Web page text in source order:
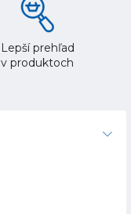
Lepší prehľad
v produktoch